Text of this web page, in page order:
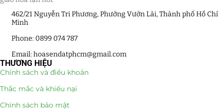
462/21 Nguyễn Tri Phương, Phường Vườn Lài, Thành phố Hồ Chí
Minh
Phone: 0899 074 787
Email: hoasendatphcm@gmail.com
THƯƠNG HIỆU
Chính sách và điều khoản
Thắc mắc và khiếu nại
Chính sách bảo mật